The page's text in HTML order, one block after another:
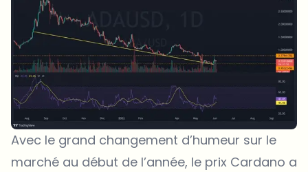
Avec le grand changement d’humeur sur le
marché au début de l’année, le prix Cardano a